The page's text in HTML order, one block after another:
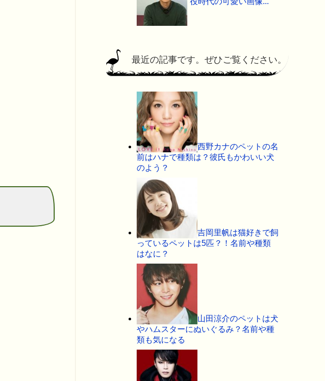
最近の記事です。ぜひご覧ください。
西野カナのペットの名
前はハナで種類は？彼氏もかわいい犬
のよう？
吉岡里帆は猫好きで飼
っているペットは5匹？！名前や種類
はなに？
山田涼介のペットは犬
やハムスターにぬいぐるみ？名前や種
類も気になる